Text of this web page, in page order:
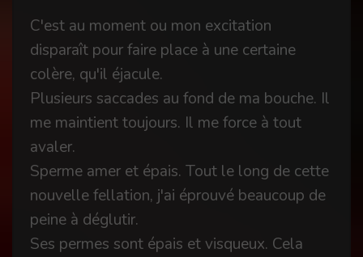
C'est au moment ou mon excitation
disparaît pour faire place à une certaine
colère, qu'il éjacule.
Plusieurs saccades au fond de ma bouche. Il
me maintient toujours. Il me force à tout
avaler.
Sperme amer et épais. Tout le long de cette
nouvelle fellation, j'ai éprouvé beaucoup de
peine à déglutir.
Ses permes sont épais et visqueux. Cela